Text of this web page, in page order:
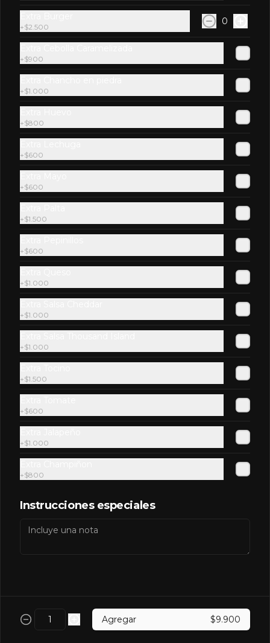
Ginger Beer Fentimans
$2.600
Limon Soda Zero
$2.600
Pepsi
+$2.500
0
+$900
+$1.000
+$800
+$600
+$600
+$1.500
+$600
+$1.000
+$1.000
+$1.000
+$1.500
+$600
+$1.000
+$800
Instrucciones especiales
Agregar $9.900